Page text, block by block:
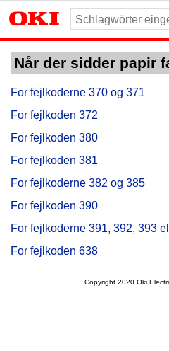
Når der sidder papir
For fejlkoderne 370 og 371
For fejlkoden 372
For fejlkoden 380
For fejlkoden 381
For fejlkoderne 382 og 385
For fejlkoden 390
For fejlkoderne 391, 392, 393
For fejlkoden 638
Copyright 2020 Oki